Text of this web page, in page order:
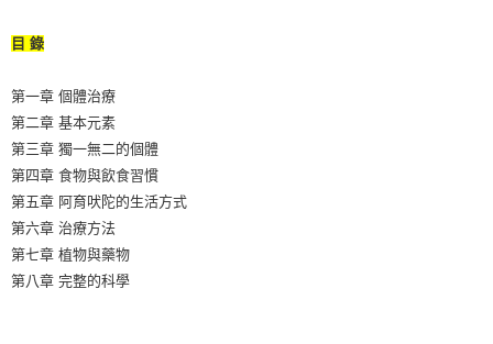
目 錄
第一章 個體治療
第二章 基本元素
第三章 獨一無二的個體
第四章 食物與飲食習慣
第五章 阿育吠陀的生活方式
第六章 治療方法
第七章 植物與藥物
第八章 完整的科學